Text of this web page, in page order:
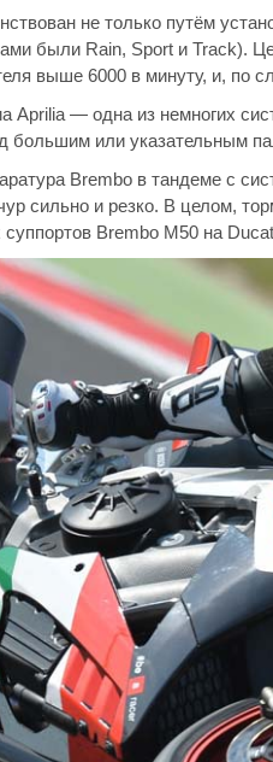
не только путём
были Rain, Sport и Track).
выше 6000 в минуту, и, по
Aprilia — одна из немногих
большим или указательным
Brembo в тандеме с
сильно и резко. В целом,
Brembo M50 на